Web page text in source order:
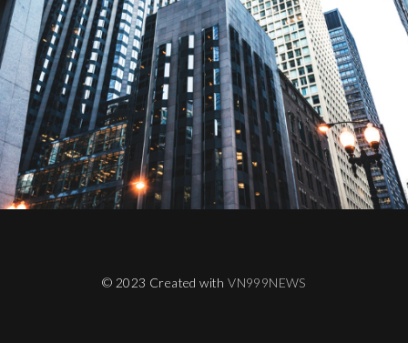
© 2023 Created withVN999NEWS